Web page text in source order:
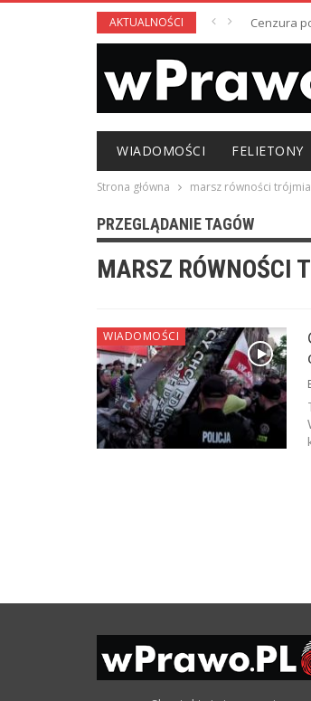
AKTUALNOŚCI Cenzura
WIADOMOŚCI FELIETONY
Strona główna marsz równości
PRZEGLĄDANIE TAGÓW
MARSZ RÓWNOŚCI
WIADOMOŚCI